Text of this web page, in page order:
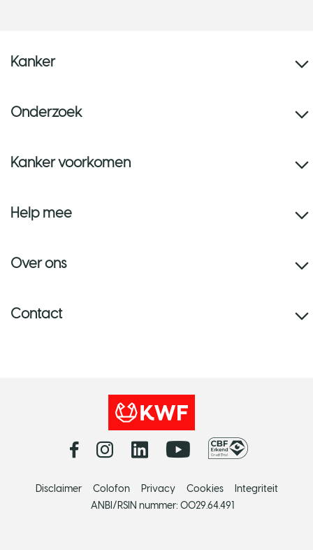
Kanker
Onderzoek
Kanker voorkomen
Help mee
Over ons
Contact
Disclaimer Colofon Privacy Cookies
Integriteit
ANBI/RSIN nummer: 0029.64.491